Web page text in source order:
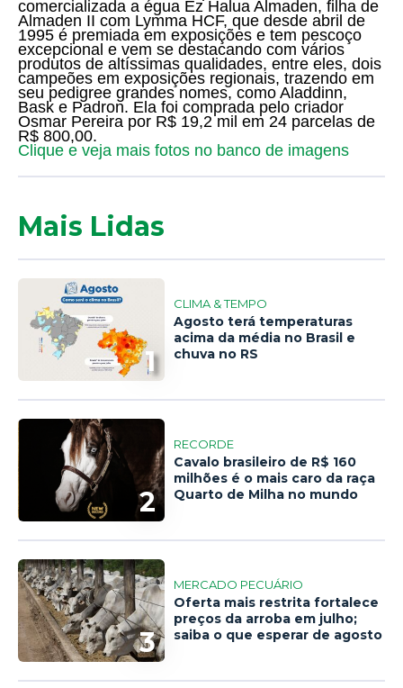
comercializada a égua Ez Halua Almaden, filha de
Almaden II com Lymma HCF, que desde abril de
1995 é premiada em exposições e tem pescoço
excepcional e vem se destacando com vários
produtos de altíssimas qualidades, entre eles, dois
campeões em exposições regionais, trazendo em
seu pedigree grandes nomes, como Aladdinn,
Bask e Padron. Ela foi comprada pelo criador
Osmar Pereira por R$ 19,2 mil em 24 parcelas de
R$ 800,00.
Clique e veja mais fotos no banco de imagens
Mais Lidas
1
CLIMA & TEMPO
Agosto terá temperaturas
acima da média no Brasil e
chuva no RS
2
RECORDE
Cavalo brasileiro de R$ 160
milhões é o mais caro da raça
Quarto de Milha no mundo
3
MERCADO PECUÁRIO
Oferta mais restrita fortalece
preços da arroba em julho;
saiba o que esperar de agosto